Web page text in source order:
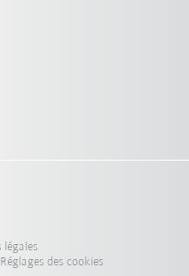
légales
Réglages des cookies